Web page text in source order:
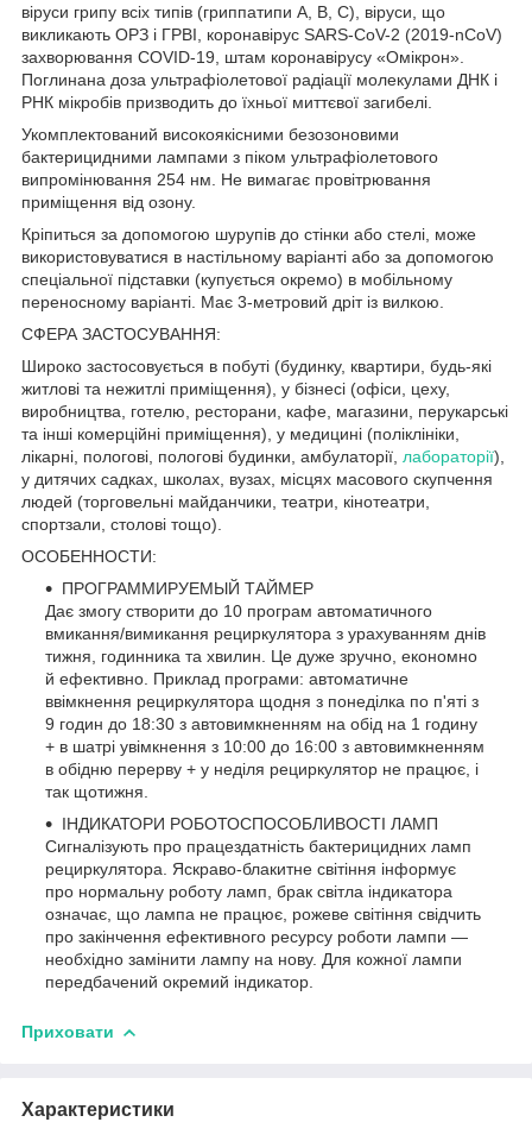
віруси грипу всіх типів (гриппатипи A, B, C), віруси, що
викликають ОРЗ і ГРВІ, коронавірус SARS-CoV-2 (2019-nCoV)
захворювання COVID-19, штам коронавірусу «Омікрон».
Поглинана доза ультрафіолетової радіації молекулами ДНК і
РНК мікробів призводить до їхньої миттєвої загибелі.
Укомплектований високоякісними безозоновими
бактерицидними лампами з піком ультрафіолетового
випромінювання 254 нм. Не вимагає провітрювання
приміщення від озону.
Кріпиться за допомогою шурупів до стінки або стелі, може
використовуватися в настільному варіанті або за допомогою
спеціальної підставки (купується окремо) в мобільному
переносному варіанті. Має 3-метровий дріт із вилкою.
СФЕРА ЗАСТОСУВАННЯ:
Широко застосовується в побуті (будинку, квартири, будь-які
житлові та нежитлі приміщення), у бізнесі (офіси, цеху,
виробництва, готелю, ресторани, кафе, магазини, перукарські
та інші комерційні приміщення), у медицині (поліклініки,
лікарні, пологові, пологові будинки, амбулаторії, лабораторії),
у дитячих садках, школах, вузах, місцях масового скупчення
людей (торговельні майданчики, театри, кінотеатри,
спортзали, столові тощо).
ОСОБЕННОСТИ:
ПРОГРАММИРУЕМЫЙ ТАЙМЕР
Дає змогу створити до 10 програм автоматичного
вмикання/вимикання рециркулятора з урахуванням днів
тижня, годинника та хвилин. Це дуже зручно, економно
й ефективно. Приклад програми: автоматичне
ввімкнення рециркулятора щодня з понеділка по п'яті з
9 годин до 18:30 з автовимкненням на обід на 1 годину
+ в шатрі увімкнення з 10:00 до 16:00 з автовимкненням
в обідню перерву + у неділя рециркулятор не працює, і
так щотижня.
ІНДИКАТОРИ РОБОТОСПОСОБЛИВОСТІ ЛАМП
Сигналізують про працездатність бактерицидних ламп
рециркулятора. Яскраво-блакитне світіння інформує
про нормальну роботу ламп, брак світла індикатора
означає, що лампа не працює, рожеве світіння свідчить
про закінчення ефективного ресурсу роботи лампи —
необхідно замінити лампу на нову. Для кожної лампи
передбачений окремий індикатор.
Приховати
Характеристики